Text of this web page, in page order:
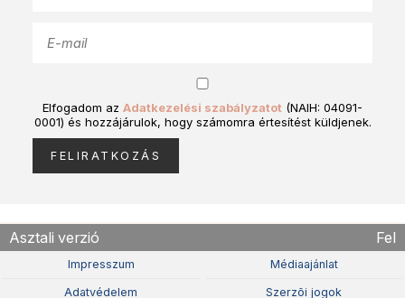
Elfogadom az Adatkezelési szabályzatot (NAIH: 04091-
0001) és hozzájárulok, hogy számomra értesítést küldjenek.
Asztali verzió Fel
Impresszum Médiaajánlat
Adatvédelem Szerzõi jogok